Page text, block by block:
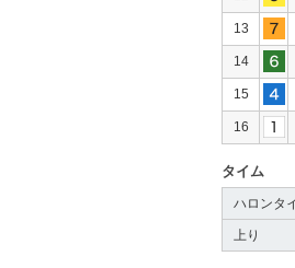
13
14
15
16
タイム
ハロンタ
上り